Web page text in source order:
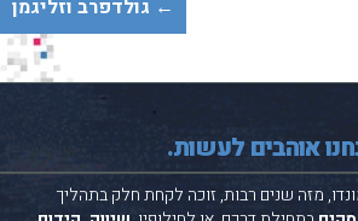
← גולדפרב וזליגמן
אוהבים לעשות.
, מזה שנים רבות, זוכה לקחת חלק בתהליך